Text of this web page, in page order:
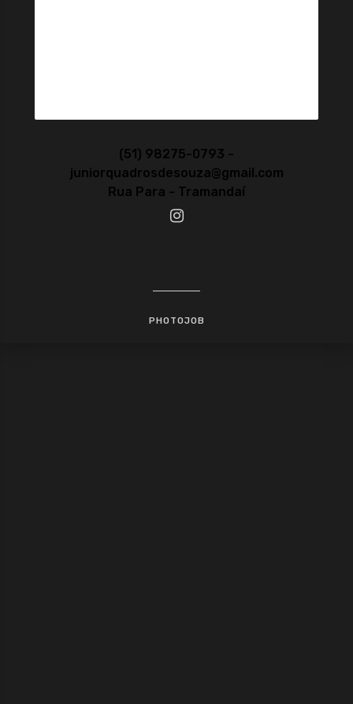
(51) 98275-0793 -
juniorquadrosdesouza@gmail.com
Rua Para - Tramandaí
PHOTOJOB